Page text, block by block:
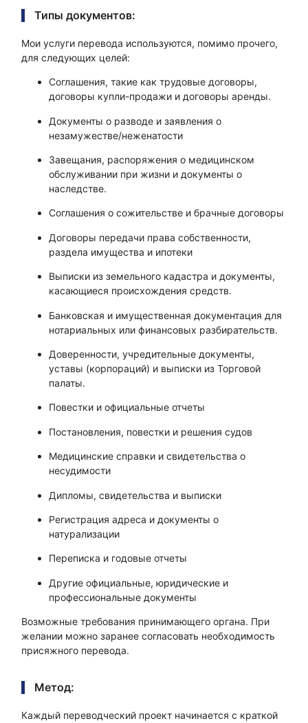
Типы документов:
Мои услуги перевода используются, помимо прочего,
для следующих целей:
Соглашения, такие как трудовые договоры,
договоры купли-продажи и договоры аренды.
Документы о разводе и заявления о
незамужестве/неженатости
Завещания, распоряжения о медицинском
обслуживании при жизни и документы о
наследстве.
Соглашения о сожительстве и брачные договоры
Договоры передачи права собственности,
раздела имущества и ипотеки
Выписки из земельного кадастра и документы,
касающиеся происхождения средств.
Банковская и имущественная документация для
нотариальных или финансовых разбирательств.
Доверенности, учредительные документы,
уставы (корпораций) и выписки из Торговой
палаты.
Повестки и официальные отчеты
Постановления, повестки и решения судов
Медицинские справки и свидетельства о
несудимости
Дипломы, свидетельства и выписки
Регистрация адреса и документы о
натурализации
Переписка и годовые отчеты
Другие официальные, юридические и
профессиональные документы
Возможные требования принимающего органа. При
желании можно заранее согласовать необходимость
присяжного перевода.
Метод:
Каждый переводческий проект начинается с краткой